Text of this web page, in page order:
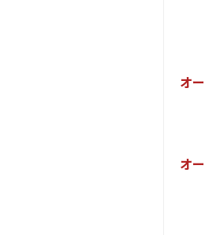
オー
オー